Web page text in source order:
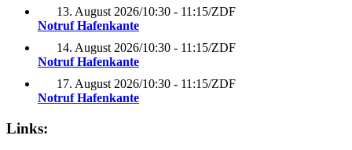
13. August 2026/10:30 - 11:15/ZDF
Notruf Hafenkante
14. August 2026/10:30 - 11:15/ZDF
Notruf Hafenkante
17. August 2026/10:30 - 11:15/ZDF
Notruf Hafenkante
Links: